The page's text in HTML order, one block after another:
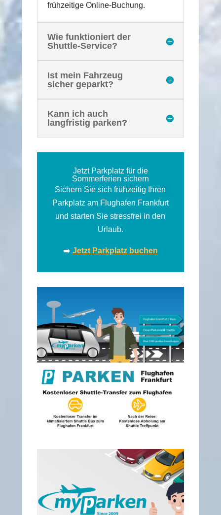
frühzeitige Online-Buchung.
Wie funktioniert der
Shuttle-Service?
Ist mein Fahrzeug
sicher geparkt?
Kann ich auch
langfristig parken?
Jetzt Parkplatz für die
Sommerferien sichern
Sichern Sie sich frühzeitig Ihren
Parkplatz am Flughafen Frankfurt
und starten Sie stressfrei in den
Urlaub.
➡️ Jetzt Parkplatz buchen